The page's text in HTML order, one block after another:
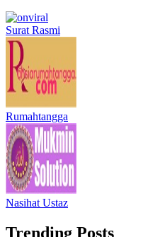
Surat Rasmi
Rumahtangga
Nasihat Ustaz
Trending Posts